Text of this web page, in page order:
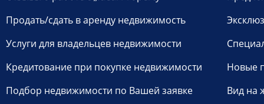
Продать/сдать в аренду недвижимость
Услуги для владельцев недвижимости
Кредитование при покупке недвижимости
Подбор недвижимости по Вашей заявке
Новые
Вид на